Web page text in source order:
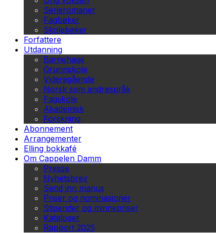
Serieromaner
Fagbøker
Skolebøker
Forfattere
Utdanning
Barnehage
Grunnskole
Videregående
Norsk som andrespråk
Fagskole
Akademisk
Forskning
Abonnement
Arrangementer
Elling bokkafé
Om Cappelen Damm
Presse
Nyhetsbrev
Send inn manus
Priser og nominasjoner
Stipender og minnepriser
Kataloger
Rapport 2025